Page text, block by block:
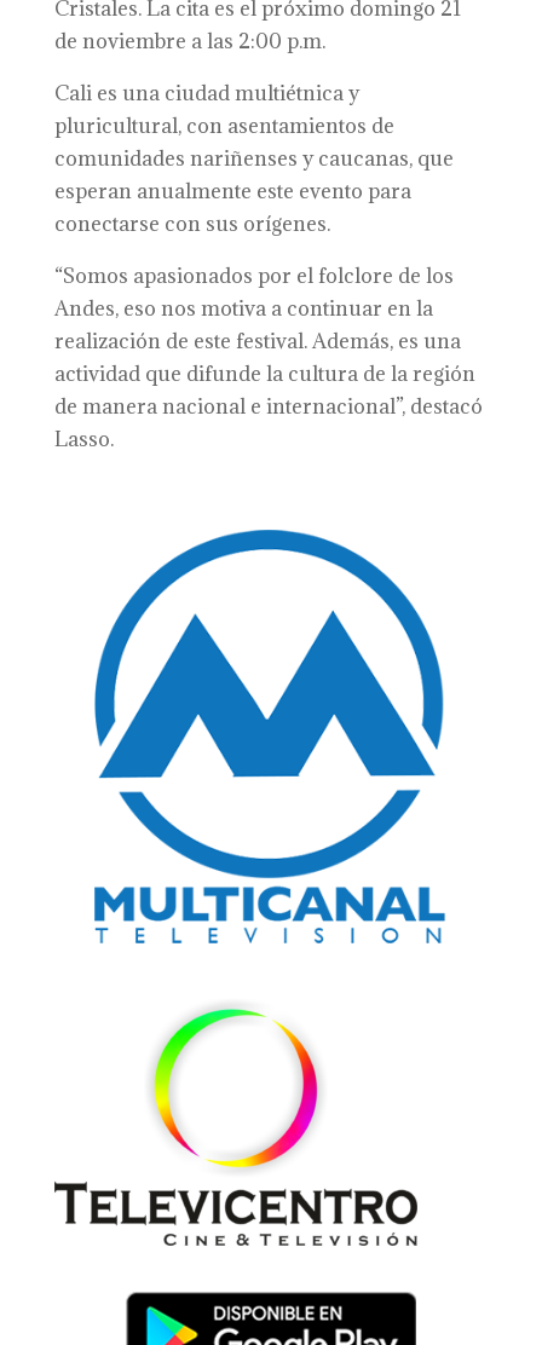
Cristales. La cita es el próximo domingo 21
de noviembre a las 2:00 p.m.
Cali es una ciudad multiétnica y
pluricultural, con asentamientos de
comunidades nariñenses y caucanas, que
esperan anualmente este evento para
conectarse con sus orígenes.
“Somos apasionados por el folclore de los
Andes, eso nos motiva a continuar en la
realización de este festival. Además, es una
actividad que difunde la cultura de la región
de manera nacional e internacional”, destacó
Lasso.